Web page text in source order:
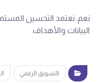
نعم، نعتمد التحسين
البيانات والأهداف.
التسويق الرقمي